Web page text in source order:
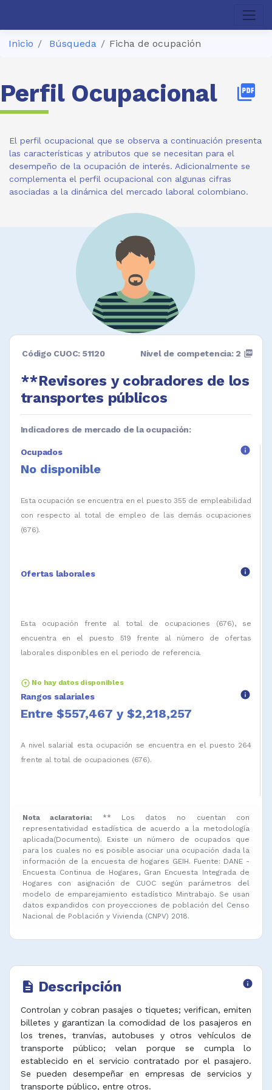
Inicio Búsqueda Ficha de ocupación
Perfil Ocupacional picture_as_pdf
El perfil ocupacional que se observa a continuación presenta
las características y atributos que se necesitan para el
desempeño de la ocupación de interés. Adicionalmente se
complementa el perfil ocupacional con algunas cifras
asociadas a la dinámica del mercado laboral colombiano.
Código CUOC: 51120
**Revisores y cobradores de los
transportes públicos
Nivel de competencia: 2 picture_as_pdf
Indicadores de mercado de la ocupación:
Ocupados info
No disponible
Esta ocupación se encuentra en el puesto 355 de empleabilidad
con respecto al total de empleo de las demás ocupaciones
(676).
Ofertas laborales info
Esta ocupación frente al total de ocupaciones (676), se
encuentra en el puesto 519 frente al número de ofertas
laborales disponibles en el periodo de referencia.
arrow_circle_up No hay datos disponibles
Rangos salariales info
Entre $557,467 y $2,218,257
A nivel salarial esta ocupación se encuentra en el puesto 264
frente al total de ocupaciones (676).
Nota aclaratoria:
** Los datos no cuentan con
representatividad estadística de acuerdo a la metodología
aplicada(Documento). Existe un número de ocupados que
para los cuales no es posible asociar una ocupación dada la
información de la encuesta de hogares GEIH. Fuente: DANE -
Encuesta Continua de Hogares, Gran Encuesta Integrada de
Hogares con asignación de CUOC según parámetros del
modelo de emparejamiento estadístico Mintrabajo. Se usan
datos expandidos con proyecciones de población del Censo
Nacional de Población y Vivienda (CNPV) 2018.
description Descripción info
Controlan y cobran pasajes o tiquetes; verifican, emiten
billetes y garantizan la comodidad de los pasajeros en
los trenes, tranvías, autobuses y otros vehículos de
transporte público; velan porque se cumpla lo
establecido en el servicio contratado por el pasajero.
Se pueden desempeñar en empresas de servicios y
transporte público, entre otros.